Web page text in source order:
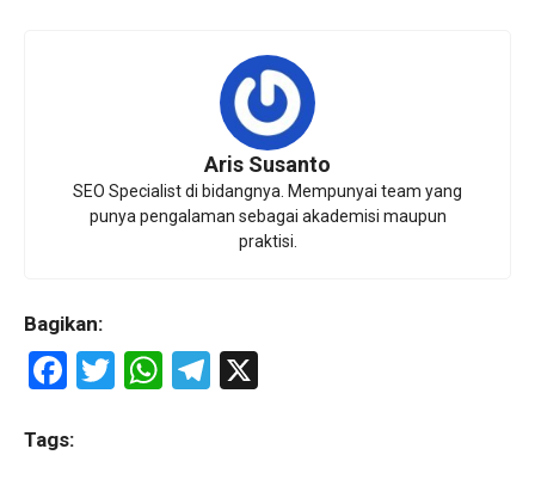
Aris Susanto
SEO Specialist di bidangnya. Mempunyai team yang
punya pengalaman sebagai akademisi maupun
praktisi.
Bagikan:
F
ce
T
W T
Tags: